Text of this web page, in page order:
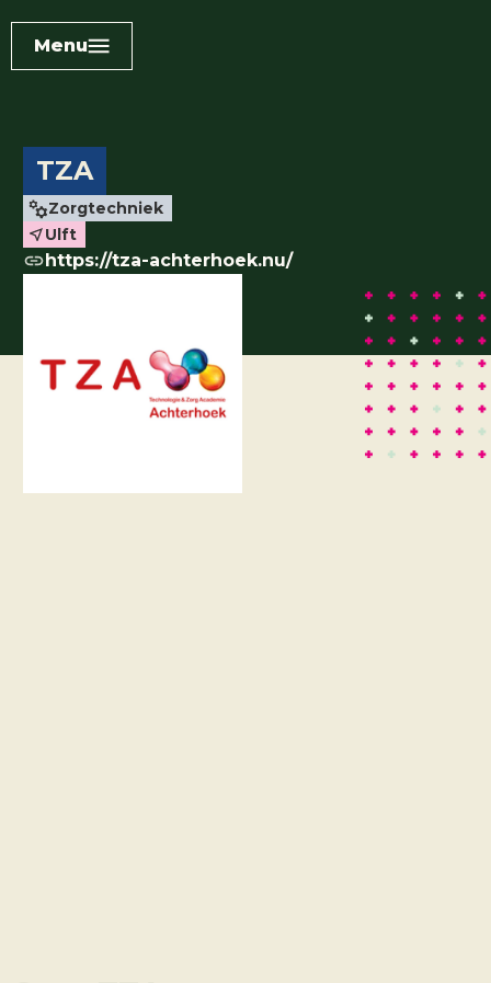
Menu
TZA
Zorgtechniek
Ulft
https://tza-achterhoek.nu/